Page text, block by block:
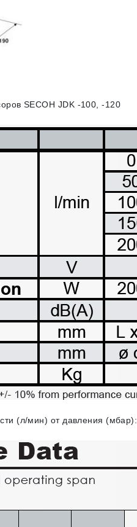
SECOH JDK -100, -120
(л/мин) от давления (мбар):